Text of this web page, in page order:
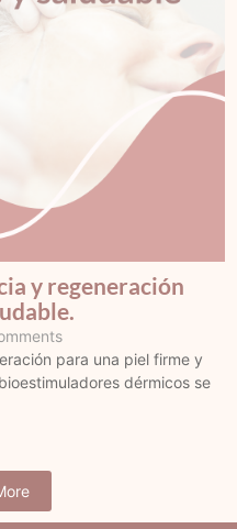
y regeneración
para una piel firme y
dérmicos se